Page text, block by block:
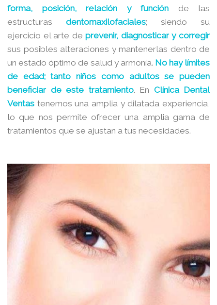
forma, posición, relación y función de las
estructuras dentomaxilofaciales; siendo su
ejercicio el arte deprevenir, diagnosticar y corregir
sus posibles alteraciones y mantenerlas dentro de
un estado óptimo de salud y armonía. No hay límites
de edad; tanto niños como adultos se pueden
beneficiar de este tratamiento. En Clínica Dental
Ventas tenemos una amplia y dilatada experiencia,
lo que nos permite ofrecer una amplia gama de
tratamientos que se ajustan a tus necesidades.